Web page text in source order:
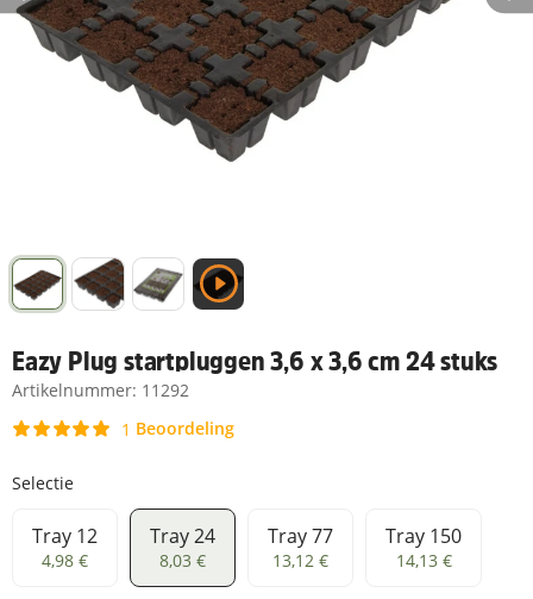
Eazy Plug startpluggen 3,6 x 3,6 cm 24 stuks
Artikelnummer: 11292
1 Beoordeling
Selectie
Tray 12
Tray 12
4,98 €
Tray 24
Tray 24
8,03 €
Tray 77
Tray 77
13,12 €
Tray 150
Tray 150
14,13 €